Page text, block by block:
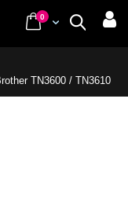
Buscar
Cart
0items
TN3600 / TN3610